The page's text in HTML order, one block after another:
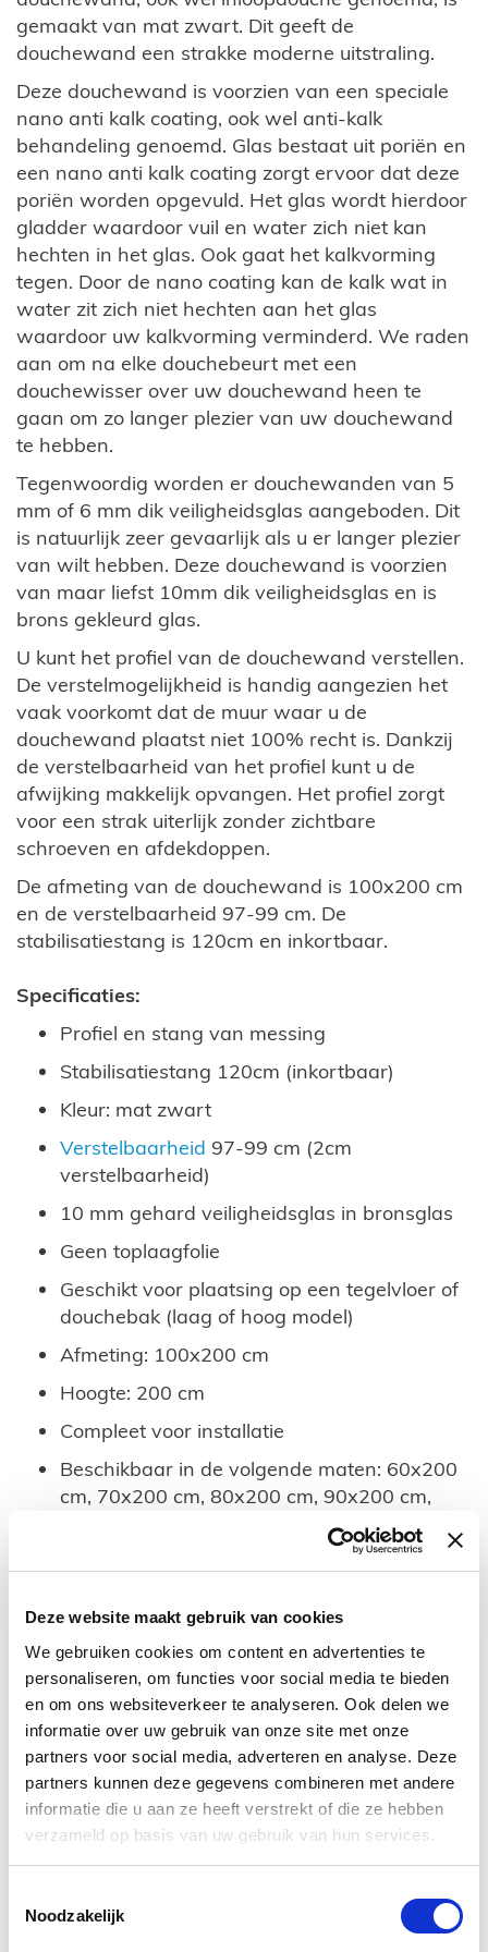
Deze website maakt gebruik van cookies
We gebruiken cookies om content en advertenties te
personaliseren, om functies voor social media te bieden
en om ons websiteverkeer te analyseren. Ook delen we
informatie over uw gebruik van onze site met onze
partners voor social media, adverteren en analyse. Deze
partners kunnen deze gegevens combineren met andere
informatie die u aan ze heeft verstrekt of die ze hebben
verzameld op basis van uw gebruik van hun services.
Noodzakelijk
gemaakt van mat zwart. Dit geeft de
douchewand een strakke moderne uitstraling.
Deze douchewand is voorzien van een speciale
nano anti kalk coating, ook wel anti-kalk
behandeling genoemd. Glas bestaat uit poriën en
een nano anti kalk coating zorgt ervoor dat deze
poriën worden opgevuld. Het glas wordt hierdoor
gladder waardoor vuil en water zich niet kan
hechten in het glas. Ook gaat het kalkvorming
tegen. Door de nano coating kan de kalk wat in
water zit zich niet hechten aan het glas
waardoor uw kalkvorming verminderd. We raden
aan om na elke douchebeurt met een
douchewisser over uw douchewand heen te
gaan om zo langer plezier van uw douchewand
te hebben.
Tegenwoordig worden er douchewanden van 5
mm of 6 mm dik veiligheidsglas aangeboden. Dit
is natuurlijk zeer gevaarlijk als u er langer plezier
van wilt hebben. Deze douchewand is voorzien
van maar liefst 10mm dik veiligheidsglas en is
brons gekleurd glas.
U kunt het profiel van de douchewand verstellen.
De verstelmogelijkheid is handig aangezien het
vaak voorkomt dat de muur waar u de
douchewand plaatst niet 100% recht is. Dankzij
de verstelbaarheid van het profiel kunt u de
afwijking makkelijk opvangen. Het profiel zorgt
voor een strak uiterlijk zonder zichtbare
schroeven en afdekdoppen.
De afmeting van de douchewand is 100x200 cm
en de verstelbaarheid 97-99 cm. De
stabilisatiestang is 120cm en inkortbaar.
Specificaties:
Profiel en stang van messing
Stabilisatiestang 120cm (inkortbaar)
Kleur: mat zwart
Verstelbaarheid 97-99 cm (2cm
verstelbaarheid)
10 mm gehard veiligheidsglas in bronsglas
Geen toplaagfolie
Geschikt voor plaatsing op een tegelvloer of
douchebak (laag of hoog model)
Afmeting: 100x200 cm
Hoogte: 200 cm
Compleet voor installatie
Beschikbaar in de volgende maten: 60x200
cm, 70x200 cm, 80x200 cm, 90x200 cm,
100x200 cm, 110x200 cm en 120x200 cm
Profiel en stabilisatiestang beschikbaar in de
geborsteld goud, geborsteld gun metal en
geborsteld brons.
Deze set bestaat uit de volgende onderdelen
Douchewand Easy Clean Anti Kalk in
Bronsglas
Profiel mat zwart
Stabilisatiestang mat zwart
Deze douchewand is beschikbaar in andere